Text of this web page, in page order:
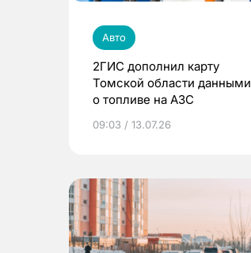
Авто
2ГИС дополнил карту
Томской области данными
о топливе на АЗС
09:03 / 13.07.26